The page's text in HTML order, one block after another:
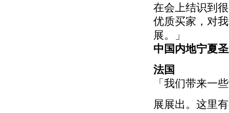
在会上结识到
优质买家，对
展。」
中国内地宁夏
法国
「我们带来一
展展出。这里